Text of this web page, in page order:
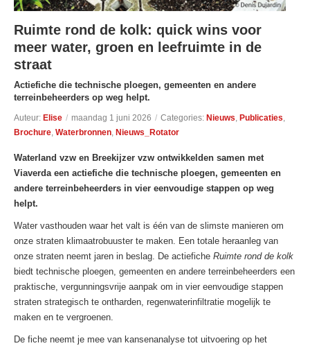
Ruimte rond de kolk: quick wins voor
meer water, groen en leefruimte in de
straat
Actiefiche die technische ploegen, gemeenten en andere
terreinbeheerders op weg helpt.
Auteur: Elise / maandag 1 juni 2026 / Categories: Nieuws Publicaties
Brochure Waterbronnen Nieuws_Rotator
Waterland vzw en Breekijzer vzw ontwikkelden samen met
Viaverda een actiefiche die technische ploegen, gemeenten en
andere terreinbeheerders in vier eenvoudige stappen op weg
helpt.
Water vasthouden waar het valt is één van de slimste manieren om
onze straten klimaatrobuuster te maken. Een totale heraanleg van
onze straten neemt jaren in beslag. De actiefiche Ruimte rond de kolk
biedt technische ploegen, gemeenten en andere terreinbeheerders een
praktische, vergunningsvrije aanpak om in vier eenvoudige stappen
straten strategisch te ontharden, regenwaterinfiltratie mogelijk te
maken en te vergroenen.
De fiche neemt je mee van kansenanalyse tot uitvoering op het